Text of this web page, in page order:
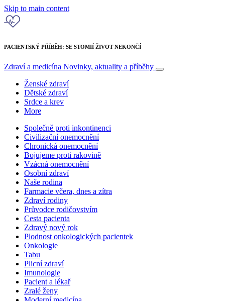
Skip to main content
PACIENTSKÝ PŘÍBĚH: SE STOMIÍ ŽIVOT NEKONČÍ
Zdraví a medicína Novinky, aktuality a příběhy
Ženské zdraví
Dětské zdraví
Srdce a krev
More
Společně proti inkontinenci
Civilizační onemocnění
Chronická onemocnění
Bojujeme proti rakovině
Vzácná onemocnění
Osobní zdraví
Naše rodina
Farmacie včera, dnes a zítra
Zdraví rodiny
Průvodce rodičovstvím
Cesta pacienta
Zdravý nový rok
Plodnost onkologických pacientek
Onkologie
Tabu
Plicní zdraví
Imunologie
Pacient a lékař
Zralé ženy